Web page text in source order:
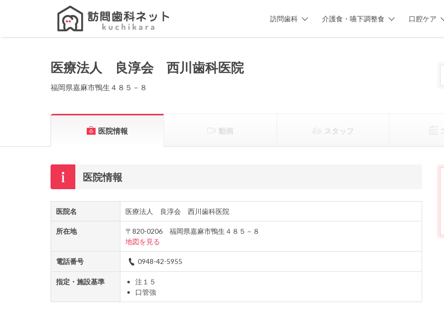
訪問歯科 介護食・嚥下調整食 口腔ケア
Search
医療法人 良淳会 西川歯科医院
福岡県嘉麻市鴨生４８５－８
医院情報 動画 スタッフ
医院情報
医院名 医療法人 良淳会 西川歯科医院
所在地
〒820-0206 福岡県嘉麻市鴨生４８５－８
地図を見る
電話番号 0948-42-5955
指定・施設基準
注１５
口管強